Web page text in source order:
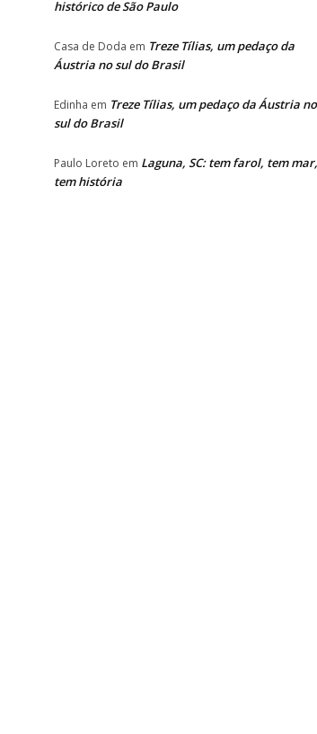
histórico de São Paulo
Casa de Doda em Treze Tílias, um pedaço da
Áustria no sul do Brasil
Edinha em Treze Tílias, um pedaço da Áustria no
sul do Brasil
Paulo Loreto em Laguna, SC: tem farol, tem mar,
tem história